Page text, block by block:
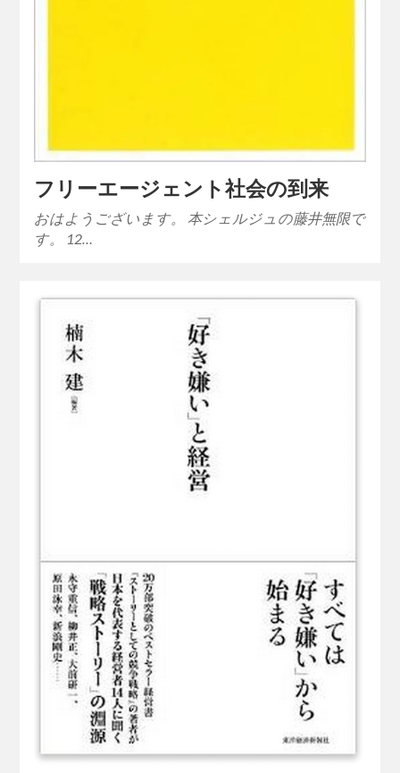
フリーエージェント社会の到来
おはようございます。 本シェルジュの藤井無限で
す。 12…